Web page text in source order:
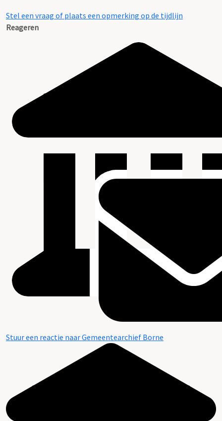
Stel een vraag of plaats een opmerking op de tijdlijn
Reageren
Stuur een reactie naar Gemeentearchief Borne